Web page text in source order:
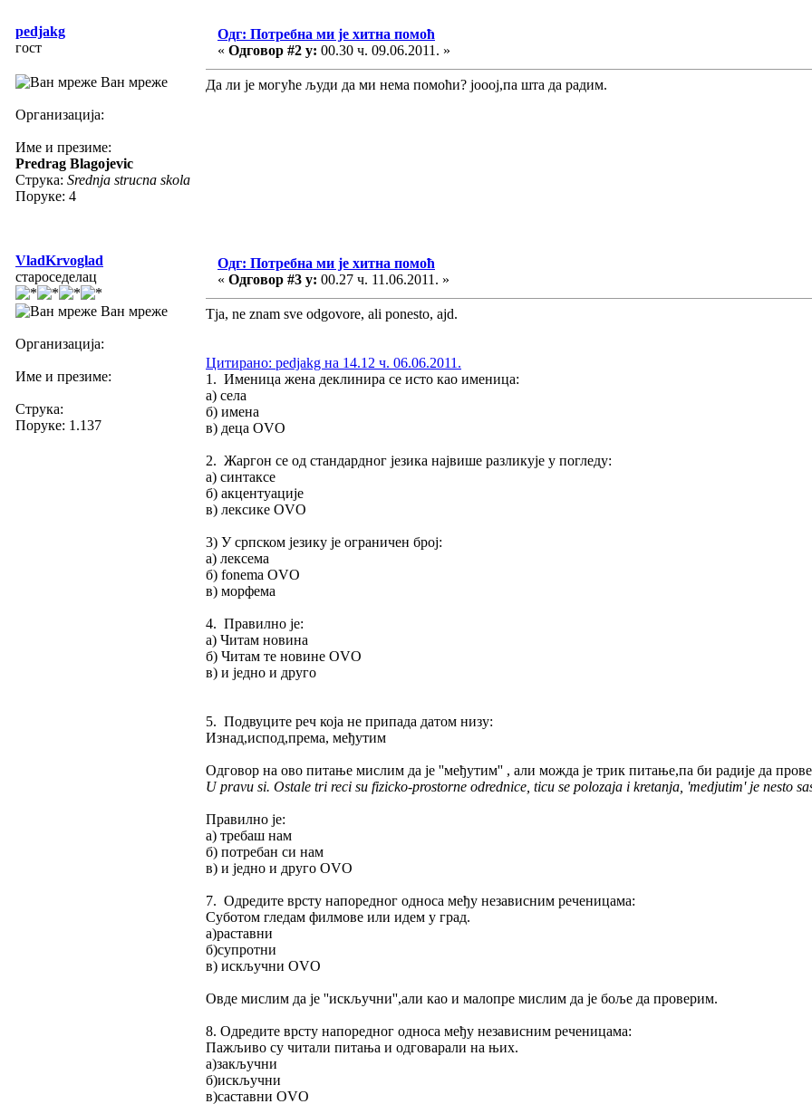
pedjakg
гост
Ван мреже
Организација:
Име и презиме:
Predrag Blagojevic
Струка: Srednja strucna skola
Поруке: 4
Одг: Потребна ми је хитна помоћ
« Одговор #2 у: 00.30 ч. 09.06.2011. »
Да ли је могуће људи да ми нема помоћи? јооој,па шта да радим.
VladKrvoglad
староседелац
Ван мреже
Организација:
Име и презиме:
Струка:
Поруке: 1.137
Одг: Потребна ми је хитна помоћ
« Одговор #3 у: 00.27 ч. 11.06.2011. »
Tja, ne znam sve odgovore, ali ponesto, ajd.
Цитирано: pedjakg на 14.12 ч. 06.06.2011.
1. Именица жена деклинира се исто као именица:
а) села
б) имена
в) деца OVO
2. Жаргон се од стандардног језика највише разликује у погледу:
а) синтаксе
б) акцентуације
в) лексике OVO
3) У српском језику је ограничен број:
а) лексема
б) fonema OVO
в) морфема
4. Правилно је:
а) Читам новина
б) Читам те новине OVO
в) и једно и друго
5. Подвуците реч која не припада датом низу:
Изнад,испод,према, међутим
Одговор на ово питање мислим да је ''међутим'' , али можда је трик питање,па би радије да
U pravu si. Ostale tri reci su fizicko-prostorne odrednice, ticu se polozaja i kretanja, 'medjutim' je nesto
Правилно је:
а) требаш нам
б) потребан си нам
в) и једно и друго OVO
7. Одредите врсту напоредног односа међу независним реченицама:
Суботом гледам филмове или идем у град.
а)раставни
б)супротни
в) искључни OVO
Овде мислим да је ''искључни'',али као и малопре мислим да је боље да проверим.
8. Одредите врсту напоредног односа међу независним реченицама:
Пажљиво су читали питања и одговарали на њих.
а)закључни
б)искључни
в)саставни OVO